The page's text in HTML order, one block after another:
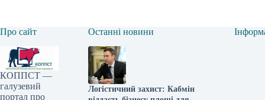
Про сайт
КОППСТ —
галузевий
портал про
Останні новини
Логістичний захист: Кабмін